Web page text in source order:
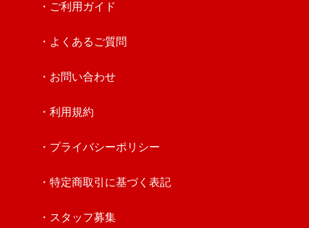
・ご利用ガイド
・よくあるご質問
・お問い合わせ
・利用規約
・プライバシーポリシー
・特定商取引に基づく表記
・スタッフ募集